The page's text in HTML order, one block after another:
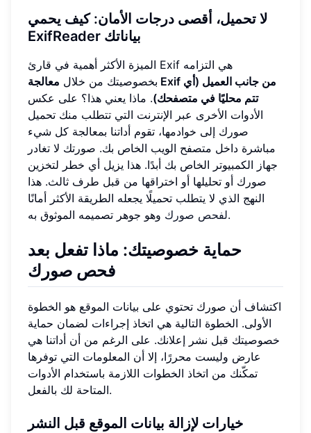
لا تحميل، أقصى درجات الأمان: كيف يحمي
ExifReader بياناتك
الميزة الأكثر أهمية في قارئ Exif هي التزامه
بخصوصيتك من خلال معالجة Exif من جانب العميل (أي
تتم محليًا في متصفحك). ماذا يعني هذا؟ على عكس
الأدوات الأخرى عبر الإنترنت التي تتطلب منك تحميل
صورك إلى خوادمها، تقوم أداتنا بمعالجة كل شيء
مباشرة داخل متصفح الويب الخاص بك. صورتك لا تغادر
جهاز الكمبيوتر الخاص بك أبدًا. هذا يزيل أي خطر لتخزين
صورك أو تحليلها أو اختراقها من قبل طرف ثالث. هذا
النهج الذي لا يتطلب تحميلًا يجعله الطريقة الأكثر أمانًا
لفحص صوركوهو جوهر تصميمه الموثوق به.
حماية خصوصيتك: ماذا تفعل بعد
فحص صورك
اكتشاف أن صورك تحتوي على بيانات الموقع هو الخطوة
الأولى. الخطوة التالية هي اتخاذ إجراءات لضمان حماية
خصوصيتك قبل نشر إعلانك. على الرغم من أن أداتنا هي
عارض وليست محررًا، إلا أن المعلومات التي توفرها
تمكّنك من اتخاذ الخطوات اللازمة باستخدام الأدوات
المتاحة لك بالفعل.
خيارات لإزالة بيانات الموقع قبل النشر